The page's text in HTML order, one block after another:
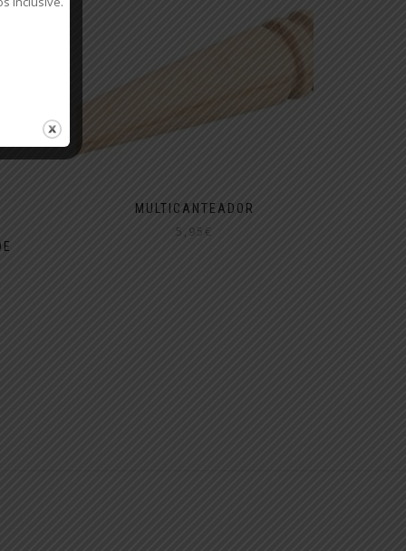
MULTICANTEADOR
5,95€